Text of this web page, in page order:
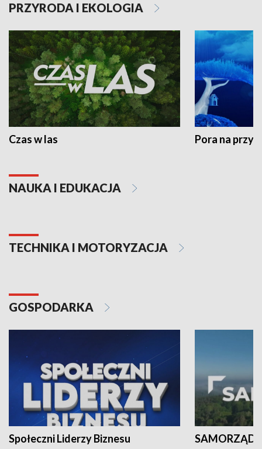
PRZYRODA I EKOLOGIA
Czas w las Pora na
NAUKA I EDUKACJA
TECHNIKA I MOTORYZACJA
GOSPODARKA
Społeczni Liderzy Biznesu SAMORZĄD